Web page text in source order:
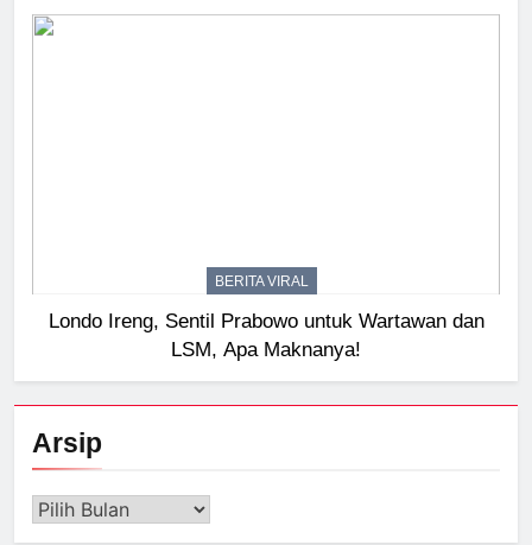
BERITA VIRAL
Londo Ireng, Sentil Prabowo untuk Wartawan dan
LSM, Apa Maknanya!
Arsip
Arsip